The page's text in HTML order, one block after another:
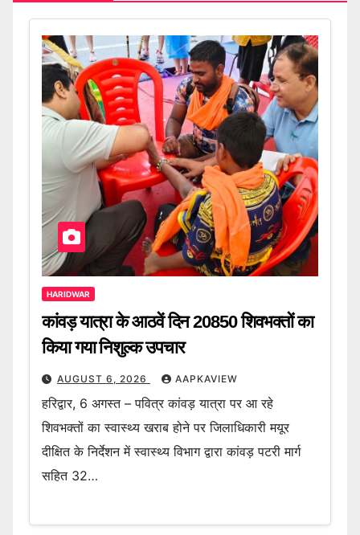
HARIDWAR
कांवड़ यात्रा के आठवें दिन 20850 शिवभक्तों का
किया गया निशुल्क उपचार
AUGUST 6, 2026 AAPKAVIEW
हरिद्वार, 6 अगस्त – पवित्र कांवड़ यात्रा पर आ रहे
शिवभक्तों का स्वास्थ्य खराब होने पर जिलाधिकारी मयूर
दीक्षित के निर्देशन में स्वास्थ्य विभाग द्वारा कांवड़ पटरी मार्ग
सहित 32…